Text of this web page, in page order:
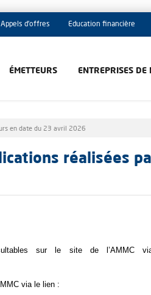
Appels d'offres Education financière
ÉMETTEURS ENTREPRISES
en date du 23 avril 2026
réalisées
sur le site de l’AMMC
via le lien :